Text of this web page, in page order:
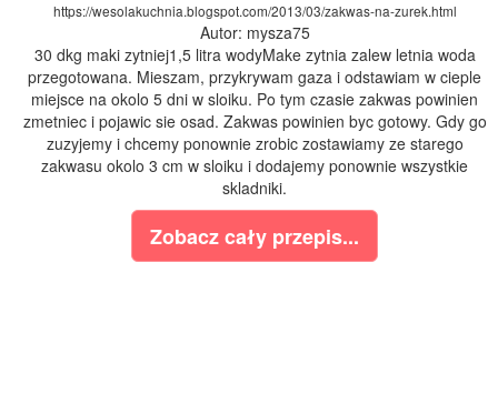
https://wesolakuchnia.blogspot.com/2013/03/zakwas-na-zurek.html
Autor: mysza75
30 dkg maki zytniej1,5 litra wodyMake zytnia zalew letnia woda
przegotowana. Mieszam, przykrywam gaza i odstawiam w cieple
miejsce na okolo 5 dni w sloiku. Po tym czasie zakwas powinien
zmetniec i pojawic sie osad. Zakwas powinien byc gotowy. Gdy go
zuzyjemy i chcemy ponownie zrobic zostawiamy ze starego
zakwasu okolo 3 cm w sloiku i dodajemy ponownie wszystkie
skladniki.
Zobacz cały przepis...